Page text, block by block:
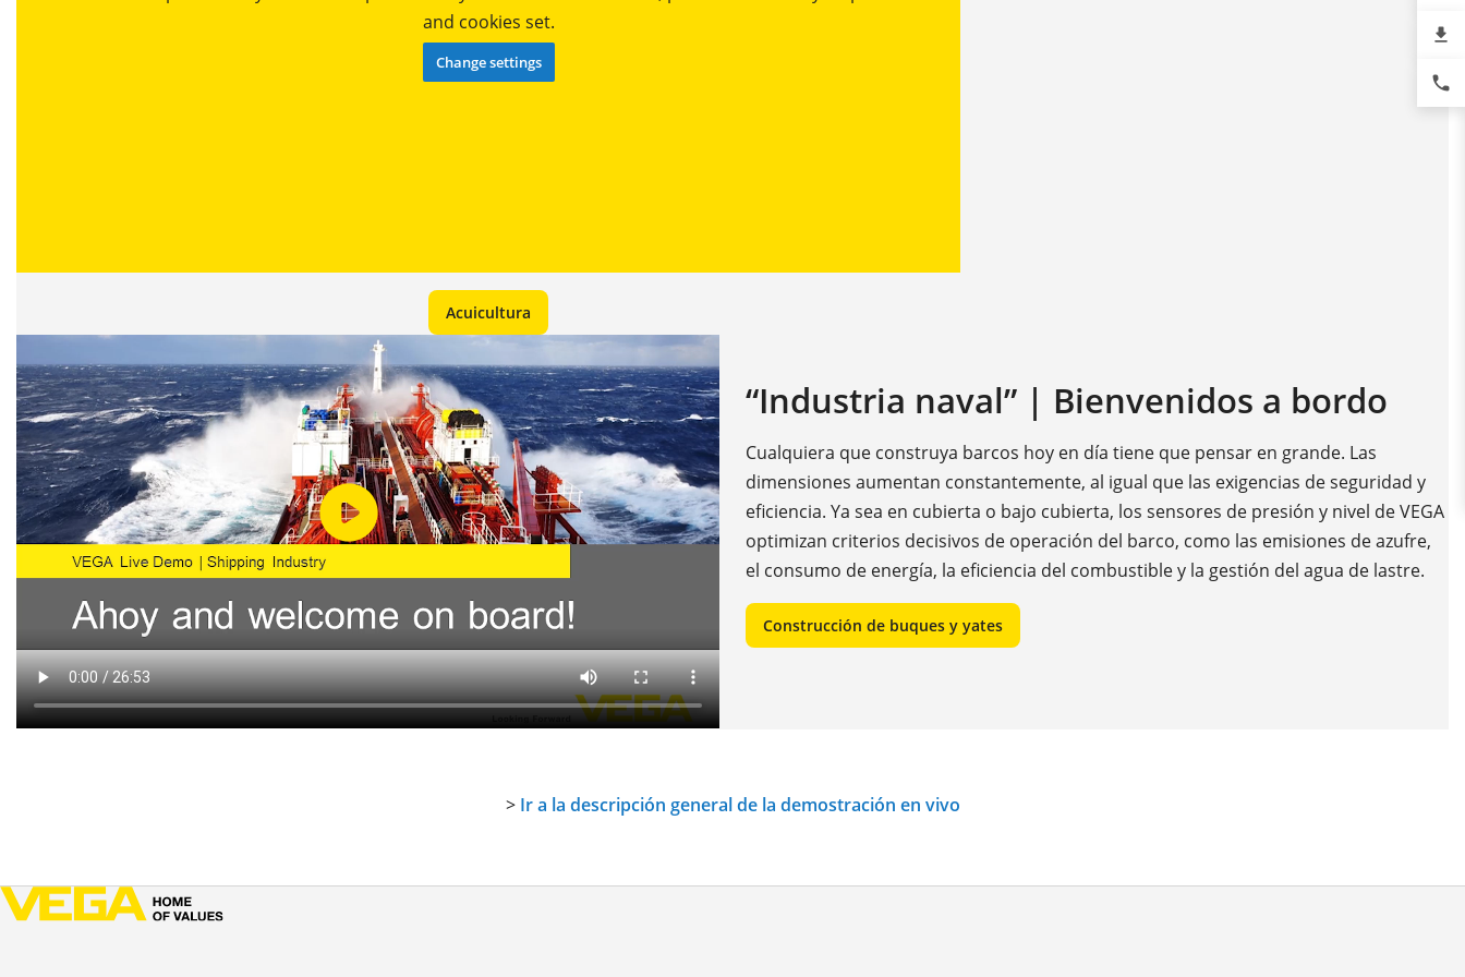
and cookies set.
Change settings
Acuicultura
“Industria naval” | Bienvenidos a bordo
Cualquiera que construya barcos hoy en día tiene que pensar en grande. Las
dimensiones aumentan constantemente, al igual que las exigencias de seguridad y
eficiencia. Ya sea en cubierta o bajo cubierta, los sensores de presión y nivel de VEGA
optimizan criterios decisivos de operación del barco, como las emisiones de azufre,
el consumo de energía, la eficiencia del combustible y la gestión del agua de lastre.
Construcción de buques y yates
> Ir a la descripción general de la demostración en vivo
file_download
phone